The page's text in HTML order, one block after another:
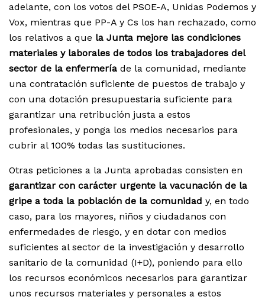
adelante, con los votos del PSOE-A, Unidas Podemos y
Vox, mientras que PP-A y Cs los han rechazado, como
los relativos a que la Junta mejore las condiciones
materiales y laborales de todos los trabajadores del
sector de la enfermería de la comunidad, mediante
una contratación suficiente de puestos de trabajo y
con una dotación presupuestaria suficiente para
garantizar una retribución justa a estos
profesionales, y ponga los medios necesarios para
cubrir al 100% todas las sustituciones.
Otras peticiones a la Junta aprobadas consisten en
garantizar con carácter urgente la vacunación de la
gripe a toda la población de la comunidad y, en todo
caso, para los mayores, niños y ciudadanos con
enfermedades de riesgo, y en dotar con medios
suficientes al sector de la investigación y desarrollo
sanitario de la comunidad (I+D), poniendo para ello
los recursos económicos necesarios para garantizar
unos recursos materiales y personales a estos